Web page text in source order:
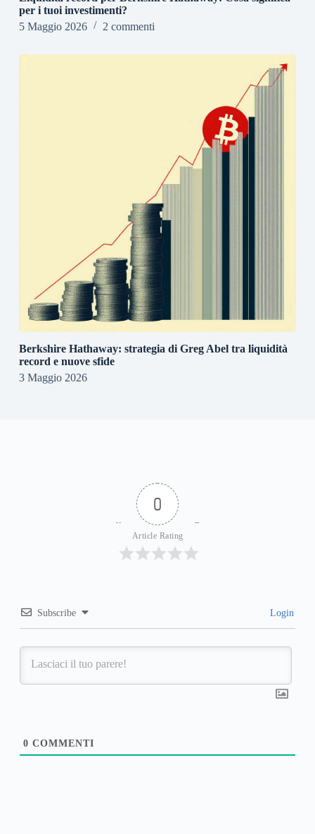
per i tuoi investimenti?
5 Maggio 2026
2 commenti
Berkshire Hathaway: strategia di Greg Abel tra liquidità
record e nuove sfide
3 Maggio 2026
0
Article Rating
Subscribe Login
0 COMMENTI